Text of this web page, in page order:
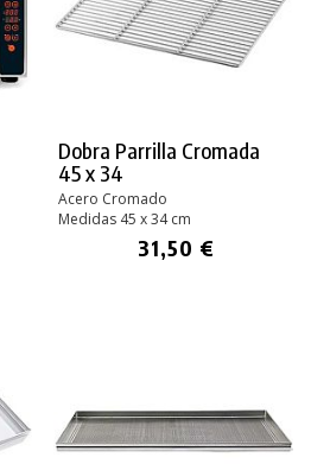
Dobra Parrilla Cromada
45 x 34
Acero Cromado
Medidas 45 x 34 cm
31,50 €